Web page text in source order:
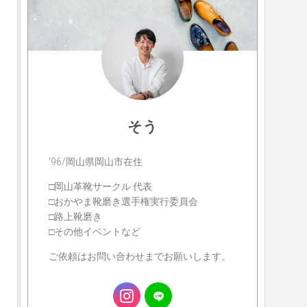
そう
'96/岡山県岡山市在住
□岡山革靴サークル 代表
□おかやま靴磨き選手権実行委員会
□路上靴磨き
□その他イベントなど
ご依頼はお問い合わせまでお願いします。